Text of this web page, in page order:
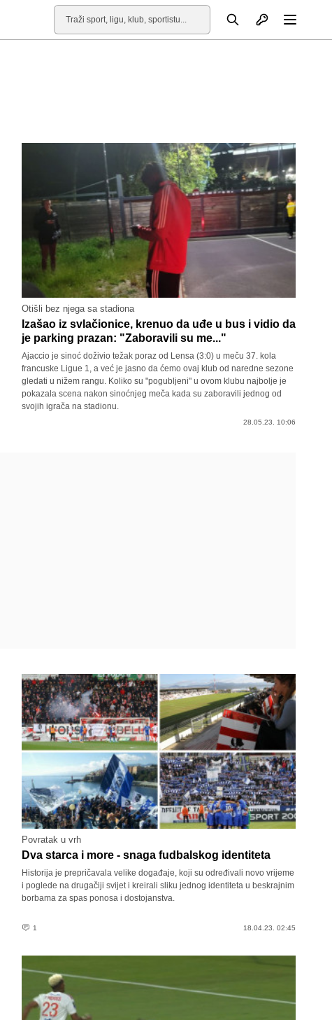
Pretraga Otvori profil
Otišli bez njega sa stadiona
Izašao iz svlačionice, krenuo da uđe u bus i vidio da
je parking prazan: "Zaboravili su me..."
Ajaccio je sinoć doživio težak poraz od Lensa (3:0) u meču 37. kola
francuske Ligue 1, a već je jasno da ćemo ovaj klub od naredne sezone
gledati u nižem rangu. Koliko su "pogubljeni" u ovom klubu najbolje je
pokazala scena nakon sinoćnjeg meča kada su zaboravili jednog od
svojih igrača na stadionu.
28.05.23. 10:06
Povratak u vrh
Dva starca i more - snaga fudbalskog identiteta
Historija je prepričavala velike događaje, koji su određivali novo vrijeme
i poglede na drugačiji svijet i kreirali sliku jednog identiteta u beskrajnim
borbama za spas ponosa i dostojanstva.
1 18.04.23. 02:45